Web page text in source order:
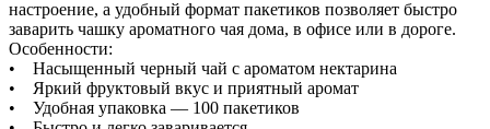
настроение, а удобный формат пакетиков позволяет быстро
заварить чашку ароматного чая дома, в офисе или в дороге.
Особенности:
• Насыщенный черный чай с ароматом нектарина
• Яркий фруктовый вкус и приятный аромат
• Удобная упаковка — 100 пакетиков